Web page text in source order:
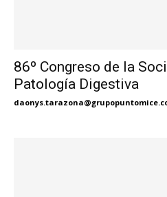
86º Congreso de la
Patología Digestiva